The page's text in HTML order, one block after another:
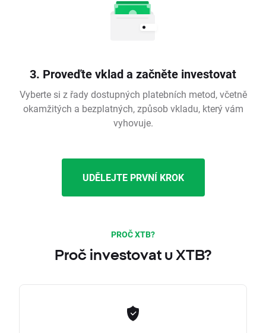
3. Proveďte vklad a začněte investovat
Vyberte si z řady dostupných platebních metod, včetně
okamžitých a bezplatných, způsob vkladu, který vám
vyhovuje.
UDĚLEJTE PRVNÍ KROK
PROČ XTB?
Proč investovat u XTB?